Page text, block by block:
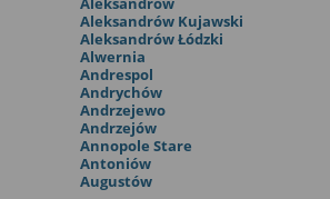
Aleksandrów Kujawski
Aleksandrów Łódzki
Alwernia
Andrespol
Andrychów
Andrzejewo
Andrzejów
Annopole Stare
Antoniów
Augustów